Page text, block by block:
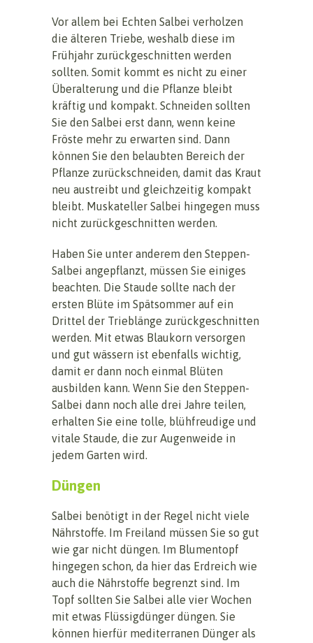
Vor allem bei Echten Salbei verholzen
die älteren Triebe, weshalb diese im
Frühjahr zurückgeschnitten werden
sollten. Somit kommt es nicht zu einer
Überalterung und die Pflanze bleibt
kräftig und kompakt. Schneiden sollten
Sie den Salbei erst dann, wenn keine
Fröste mehr zu erwarten sind. Dann
können Sie den belaubten Bereich der
Pflanze zurückschneiden, damit das Kraut
neu austreibt und gleichzeitig kompakt
bleibt. Muskateller Salbei hingegen muss
nicht zurückgeschnitten werden.
Haben Sie unter anderem den Steppen-
Salbei angepflanzt, müssen Sie einiges
beachten. Die Staude sollte nach der
ersten Blüte im Spätsommer auf ein
Drittel der Trieblänge zurückgeschnitten
werden. Mit etwas Blaukorn versorgen
und gut wässern ist ebenfalls wichtig,
damit er dann noch einmal Blüten
ausbilden kann. Wenn Sie den Steppen-
Salbei dann noch alle drei Jahre teilen,
erhalten Sie eine tolle, blühfreudige und
vitale Staude, die zur Augenweide in
jedem Garten wird.
Düngen
Salbei benötigt in der Regel nicht viele
Nährstoffe. Im Freiland müssen Sie so gut
wie gar nicht düngen. Im Blumentopf
hingegen schon, da hier das Erdreich wie
auch die Nährstoffe begrenzt sind. Im
Topf sollten Sie Salbei alle vier Wochen
mit etwas Flüssigdünger düngen. Sie
können hierfür mediterranen Dünger als